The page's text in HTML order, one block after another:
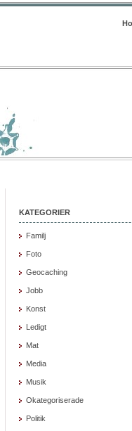
KATEGORIER
Familj
Foto
Geocaching
Jobb
Konst
Ledigt
Mat
Media
Musik
Okategoriserade
Politik